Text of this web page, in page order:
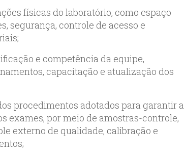
físicas do laboratório, como espaço
segurança, controle de acesso e
e competência da equipe,
capacitação e atualização dos
procedimentos adotados para garantir a
exames, por meio de amostras-controle,
externo de qualidade, calibração e